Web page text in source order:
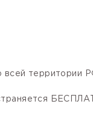
всей территории